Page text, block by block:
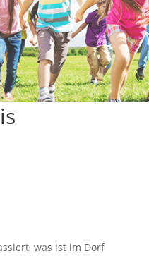
was ist im Dorf